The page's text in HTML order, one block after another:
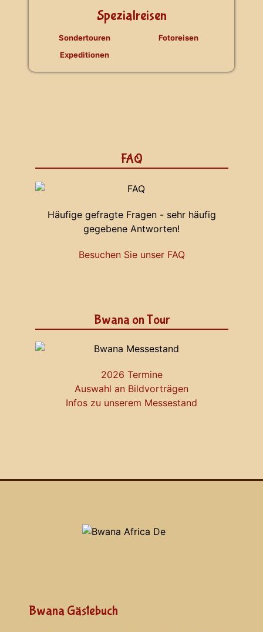
Spezialreisen
Sondertouren
Expeditionen
Fotoreisen
FAQ
Häufige gefragte Fragen - sehr häufig
gegebene Antworten!
Besuchen Sie unser FAQ
Bwana on Tour
2026 Termine
Auswahl an Bildvorträgen
Infos zu unserem Messestand
Bwana Gästebuch